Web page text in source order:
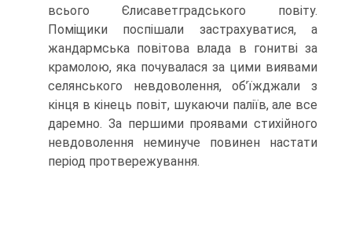
всього Єлисаветградського повіту.
Поміщики поспішали застрахуватися, а
жандармська повітова влада в гонитві за
крамолою, яка почувалася за цими виявами
селянського невдоволення, об’їжджали з
кінця в кінець повіт, шукаючи паліїв, але все
даремно. За першими проявами стихійного
невдоволення неминуче повинен настати
період протвережування.